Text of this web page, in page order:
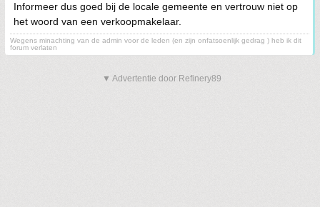
Informeer dus goed bij de locale gemeente en vertrouw niet op
het woord van een verkoopmakelaar.
Wegens minachting van de admin voor de leden (en zijn onfatsoenlijk gedrag ) heb ik dit
forum verlaten
▼ Advertentie door Refinery89